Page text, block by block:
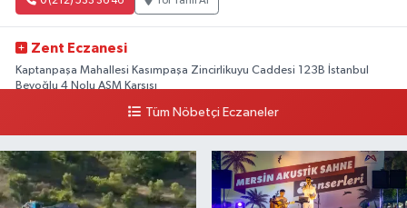
Kaptanpaşa Mahallesi Kasımpaşa Zincirlikuyu Caddesi 123B İstanbul
0 (212) 297 96 92